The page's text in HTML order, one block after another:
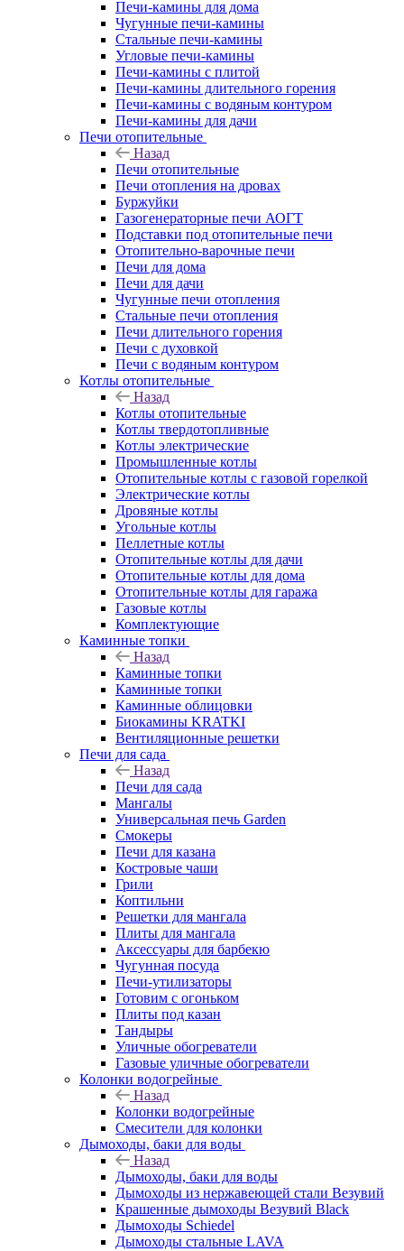
Печи-камины для дома
Чугунные печи-камины
Стальные печи-камины
Угловые печи-камины
Печи-камины с плитой
Печи-камины длительного горения
Печи-камины с водяным контуром
Печи-камины для дачи
Печи отопительные
Назад
Печи отопительные
Печи отопления на дровах
Буржуйки
Газогенераторные печи АОГТ
Подставки под отопительные печи
Отопительно-варочные печи
Печи для дома
Печи для дачи
Чугунные печи отопления
Стальные печи отопления
Печи длительного горения
Печи с духовкой
Печи с водяным контуром
Котлы отопительные
Назад
Котлы отопительные
Котлы твердотопливные
Котлы электрические
Промышленные котлы
Отопительные котлы с газовой горелкой
Электрические котлы
Дровяные котлы
Угольные котлы
Пеллетные котлы
Отопительные котлы для дачи
Отопительные котлы для дома
Отопительные котлы для гаража
Газовые котлы
Комплектующие
Каминные топки
Назад
Каминные топки
Каминные топки
Каминные облицовки
Биокамины KRATKI
Вентиляционные решетки
Печи для сада
Назад
Печи для сада
Мангалы
Универсальная печь Garden
Смокеры
Печи для казана
Костровые чаши
Грили
Коптильни
Решетки для мангала
Плиты для мангала
Аксессуары для барбекю
Чугунная посуда
Печи-утилизаторы
Готовим с огоньком
Плиты под казан
Тандыры
Уличные обогреватели
Газовые уличные обогреватели
Колонки водогрейные
Назад
Колонки водогрейные
Смесители для колонки
Дымоходы, баки для воды
Назад
Дымоходы, баки для воды
Дымоходы из нержавеющей стали Везувий
Крашенные дымоходы Везувий Black
Дымоходы Schiedel
Дымоходы стальные LAVA